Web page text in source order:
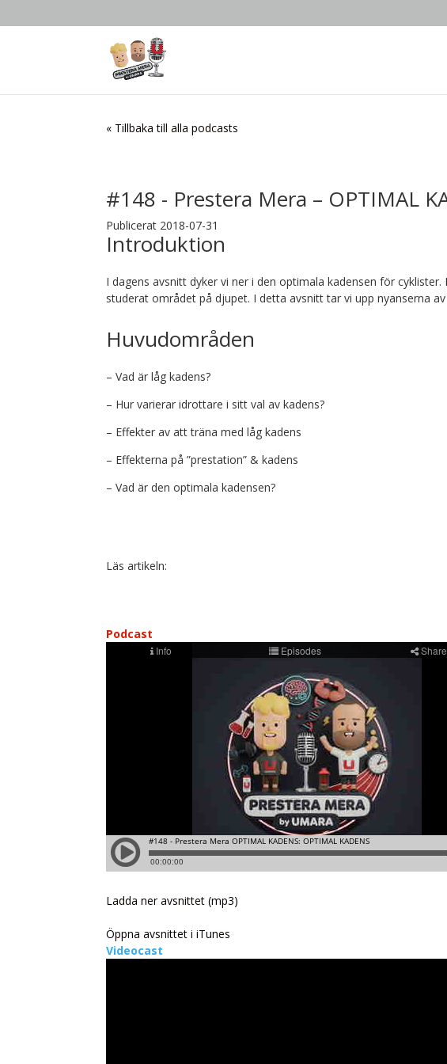
« Tillbaka till alla podcasts
#148 - Prestera Mera – OPTIMAL
Publicerat 2018-07-31
Introduktion
I dagens avsnitt dyker vi ner i den optimala kadensen för
studerat området på djupet. I detta avsnitt tar vi upp nyanserna
Huvudområden
– Vad är låg kadens?
– Hur varierar idrottare i sitt val av kadens?
– Effekter av att träna med låg kadens
– Effekterna på ”prestation” & kadens
– Vad är den optimala kadensen?
Läs artikeln:
Podcast
Ladda ner avsnittet (mp3)
Öppna avsnittet i iTunes
Videocast